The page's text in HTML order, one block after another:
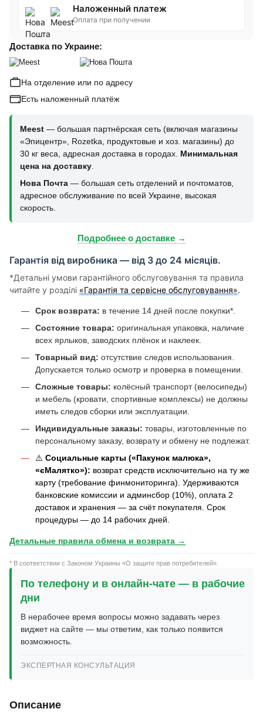
Наложенный платеж
Оплата при получении
Доставка по Украине:
На отделение или по адресу
Есть наложенный платёж
Meest — большая партнёрская сеть (включая магазины
«Эпицентр», Rozetka, продуктовые и хоз. магазины) до
30 кг веса, адресная доставка в городах. Минимальная
цена на доставку
Нова Почта — большая сеть отделений и почтоматов,
адресное обслуживание по всей Украине, высокая
скорость.
Подробнее о доставке →
Гарантія від виробника — від 3 до 24 місяців.
*Детальні умови гарантійного обслуговування та правила
читайте у розділі «Гарантія та сервісне обслуговування».
Срок возврата: в течение 14 дней после покупки*.
Состояние товара: оригинальная упаковка, наличие
всех ярлыков, заводских плёнок и наклеек.
Товарный вид: отсутствие следов использования.
Допускается только осмотр и проверка в помещении.
Сложные товары: колёсный транспорт (велосипеды)
и мебель (кровати, спортивные комплексы) не должны
иметь следов сборки или эксплуатации.
Индивидуальные заказы: товары, изготовленные по
персональному заказу, возврату и обмену не подлежат.
⚠️ Социальные карты («Пакунок малюка»,
«єМалятко»): возврат средств исключительно на ту же
карту (требование финмониторинга). Удерживаются
банковские комиссии и админсбор (10%), оплата 2
доставок и хранения — за счёт покупателя. Срок
процедуры — до 14 рабочих дней.
Детальные правила обмена и возврата →
* В соответствии с Законом Украины «О защите прав потребителей».
По телефону и в онлайн-чате — в рабочие
дни
В нерабочее время вопросы можно задавать через
виджет на сайте — мы ответим, как только появится
возможность.
ЭКСПЕРТНАЯ КОНСУЛЬТАЦИЯ
Описание